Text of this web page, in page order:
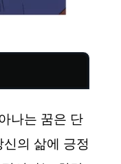
나는 꿈은 단
의 삶에 긍정